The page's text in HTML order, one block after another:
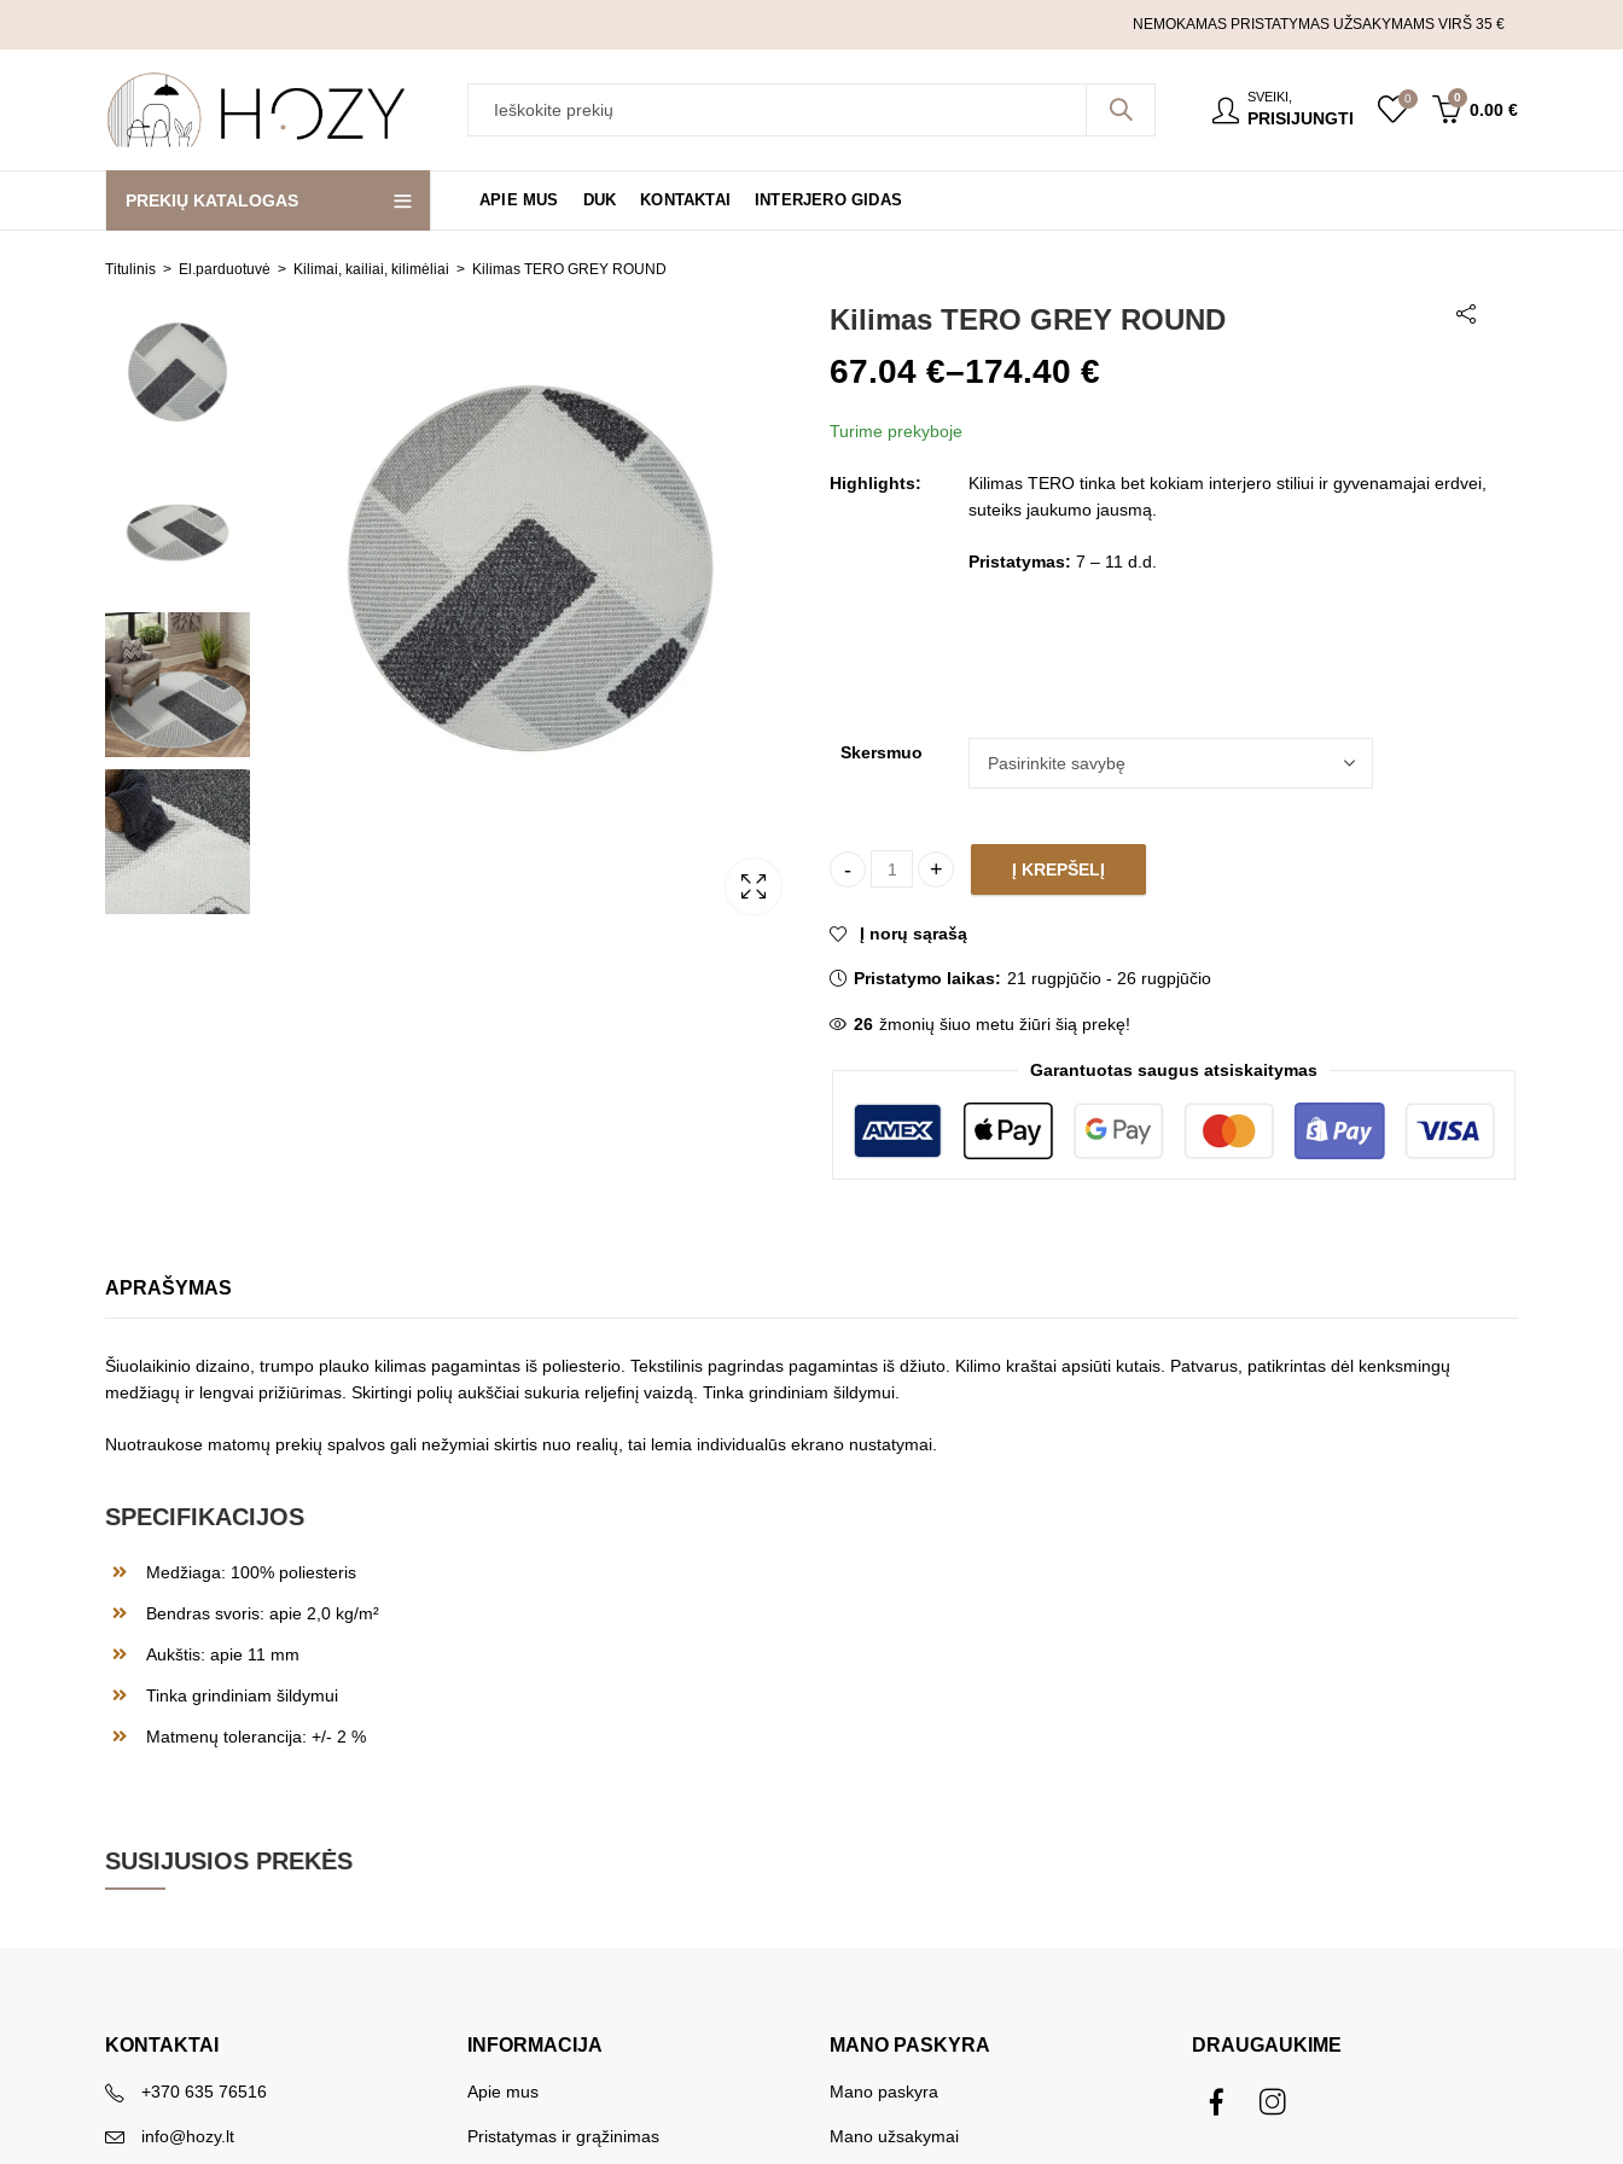
NEMOKAMAS PRISTATYMAS UŽSAKYMAMS VIRŠ 35 €
SVEIKI,
PRISIJUNGTI
0 0
0.00 €
PREKIŲ KATALOGAS APIE MUS DUK KONTAKTAI INTERJERO GIDAS
Titulinis El.parduotuvė Kilimai, kailiai, kilimėliai Kilimas TERO GREY ROUND
Kilimas TERO GREY ROUND
67.04 €–174.40 €
Price
range:
67.04 €
Turime prekyboje
Highlights:
Kilimas TERO tinka bet kokiam interjero stiliui ir gyvenamajai erdvei,
suteiks jaukumo jausmą.
Pristatymas: 7 – 11 d.d.
Skersmuo
Kilimas TERO GREY ROUND quantity
Į KREPŠELĮ
Į norų sąrašą
Pristatymo laikas: 21 rugpjūčio - 26 rugpjūčio
26 žmonių šiuo metu žiūri šią prekę!
Garantuotas saugus atsiskaitymas
APRAŠYMAS
Šiuolaikinio dizaino, trumpo plauko kilimas pagamintas iš poliesterio. Tekstilinis pagrindas pagamintas iš džiuto. Kilimo kraštai apsiūti kutais. Patvarus, patikrintas dėl kenksmingų
medžiagų ir lengvai prižiūrimas. Skirtingi polių aukščiai sukuria reljefinį vaizdą. Tinka grindiniam šildymui.
Nuotraukose matomų prekių spalvos gali nežymiai skirtis nuo realių, tai lemia individualūs ekrano nustatymai.
SPECIFIKACIJOS
Medžiaga: 100% poliesteris
Bendras svoris: apie 2,0 kg/m²
Aukštis: apie 11 mm
Tinka grindiniam šildymui
Matmenų tolerancija: +/- 2 %
SUSIJUSIOS PREKĖS
KONTAKTAI
+370 635 76516
info@hozy.lt
INFORMACIJA
Apie mus
Pristatymas ir grąžinimas
MANO PASKYRA
Mano paskyra
Mano užsakymai
DRAUGAUKIME